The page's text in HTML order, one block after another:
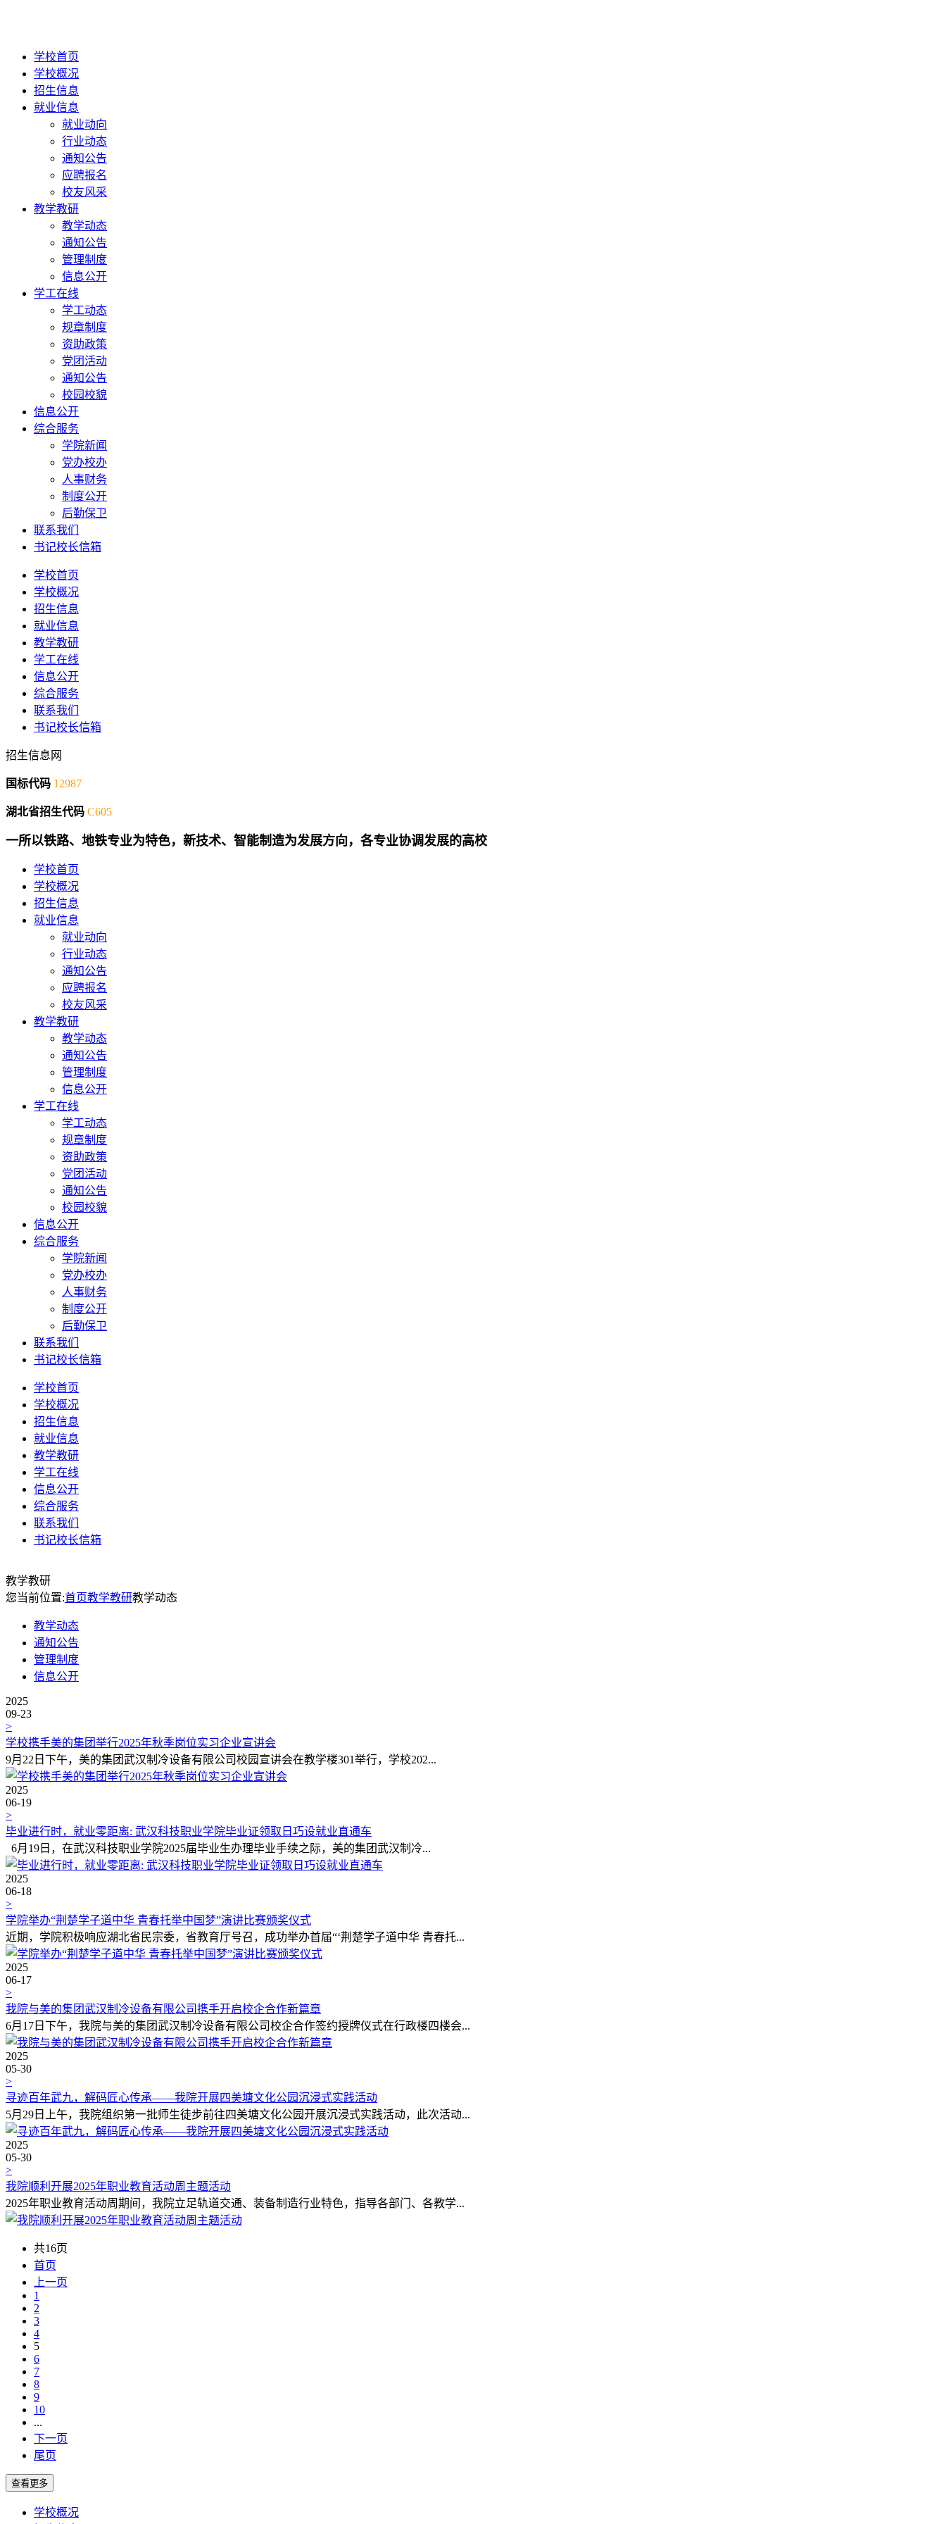
学校首页
学校概况
招生信息
就业信息
就业动向
行业动态
通知公告
应聘报名
校友风采
教学教研
教学动态
通知公告
管理制度
信息公开
学工在线
学工动态
规章制度
资助政策
党团活动
通知公告
校园校貌
信息公开
综合服务
学院新闻
党办校办
人事财务
制度公开
后勤保卫
联系我们
书记校长信箱
学校首页
学校概况
招生信息
就业信息
教学教研
学工在线
信息公开
综合服务
联系我们
书记校长信箱
招生信息网
国标代码 12987
湖北省招生代码 C605
一所以铁路、地铁专业为特色，新技术、智能制造为发展方向，各专业协调发展的高校
学校首页
学校概况
招生信息
就业信息
就业动向
行业动态
通知公告
应聘报名
校友风采
教学教研
教学动态
通知公告
管理制度
信息公开
学工在线
学工动态
规章制度
资助政策
党团活动
通知公告
校园校貌
信息公开
综合服务
学院新闻
党办校办
人事财务
制度公开
后勤保卫
联系我们
书记校长信箱
学校首页
学校概况
招生信息
就业信息
教学教研
学工在线
信息公开
综合服务
联系我们
书记校长信箱
教学教研
您当前位置:首页教学教研教学动态
教学动态
通知公告
管理制度
信息公开
2025
09-23
>
学校携手美的集团举行2025年秋季岗位实习企业宣讲会
9月22日下午，美的集团武汉制冷设备有限公司校园宣讲会在教学楼301举行，学校202...
2025
06-19
>
毕业进行时，就业零距离: 武汉科技职业学院毕业证领取日巧设就业直通车
6月19日，在武汉科技职业学院2025届毕业生办理毕业手续之际，美的集团武汉制冷...
2025
06-18
>
学院举办“荆楚学子道中华 青春托举中国梦”演讲比赛颁奖仪式
近期，学院积极响应湖北省民宗委，省教育厅号召，成功举办首届“‘荆楚学子道中华 青春托...
2025
06-17
>
我院与美的集团武汉制冷设备有限公司携手开启校企合作新篇章
6月17日下午，我院与美的集团武汉制冷设备有限公司校企合作签约授牌仪式在行政楼四楼会...
2025
05-30
>
寻迹百年武九，解码匠心传承——我院开展四美塘文化公园沉浸式实践活动
5月29日上午，我院组织第一批师生徒步前往四美塘文化公园开展沉浸式实践活动，此次活动...
2025
05-30
>
我院顺利开展2025年职业教育活动周主题活动
2025年职业教育活动周期间，我院立足轨道交通、装备制造行业特色，指导各部门、各教学...
共16页
首页
上一页
1
2
3
4
5
6
7
8
9
10
...
下一页
尾页
学校概况